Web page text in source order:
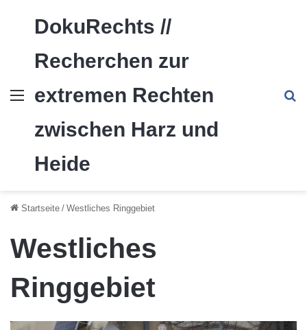
Menü
DokuRechts //
Recherchen zur
extremen Rechten
zwischen Harz und
Heide
Startseite / Westliches Ringgebiet
Westliches
Ringgebiet